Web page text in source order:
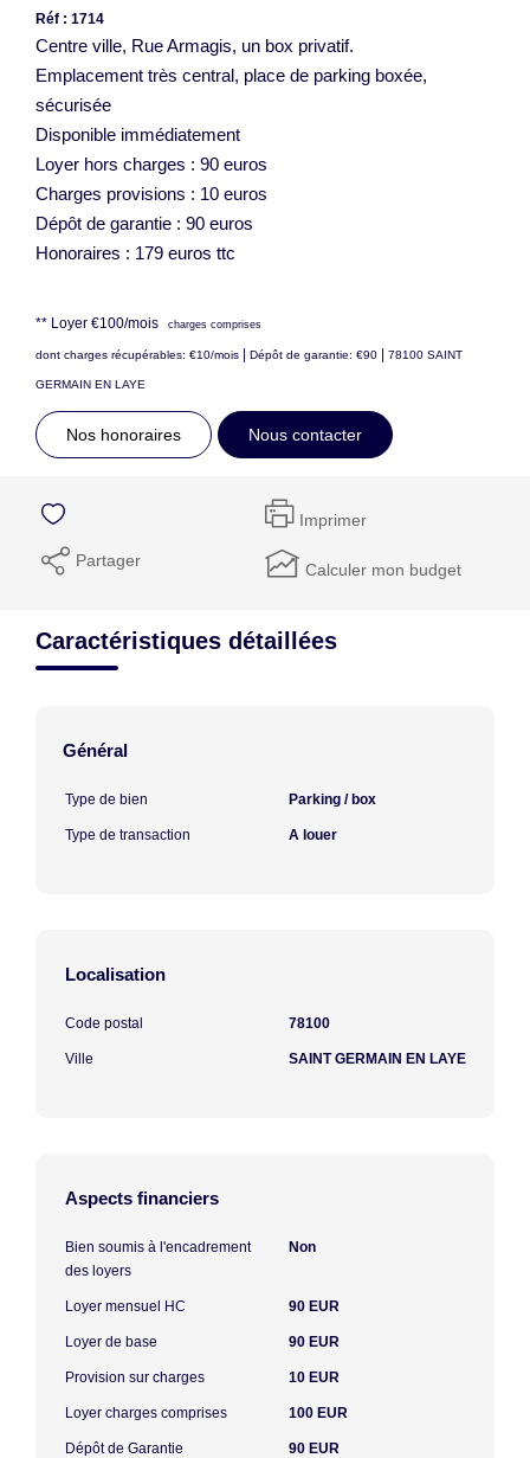
Réf : 1714
Centre ville, Rue Armagis, un box privatif.
Emplacement très central, place de parking boxée,
sécurisée
Disponible immédiatement
Loyer hors charges : 90 euros
Charges provisions : 10 euros
Dépôt de garantie : 90 euros
Honoraires : 179 euros ttc
** Loyer €100/mois charges comprises
dont charges récupérables: €10/mois | Dépôt de garantie: €90 | 78100 SAINT
GERMAIN EN LAYE
Nos honoraires Nous contacter
Imprimer
Partager Calculer mon budget
Caractéristiques détaillées
Général
Type de bien Parking / box
Type de transaction A louer
Localisation
Code postal 78100
Ville SAINT GERMAIN EN LAYE
Aspects financiers
Bien soumis à l'encadrement
des loyers
Non
Loyer mensuel HC 90 EUR
Loyer de base 90 EUR
Provision sur charges 10 EUR
Loyer charges comprises 100 EUR
Dépôt de Garantie 90 EUR